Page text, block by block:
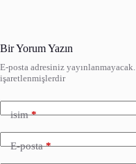
Bir Yorum Yazın
E-posta adresiniz yayınlanmayacak.
işaretlenmişlerdir
isim*
E-posta*